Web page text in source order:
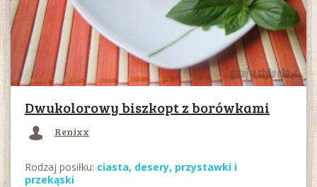
Dwukolorowy biszkopt z borówkami
Renixx
Rodzaj posiłku: ciasta, desery, przystawki i
przekąski